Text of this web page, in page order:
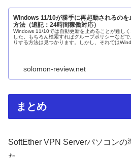
Windows 11/10が勝手に再起動されるのを
方法（追記：24時間稼働対応）
Windows 11/10では自動更新を止めることが難しく
した。もちろん検索すればグループポリシーなどで
りする方法は見つかります。しかし、それでは
solomon-review.net
まとめ
SoftEther VPN Serverパソコンの